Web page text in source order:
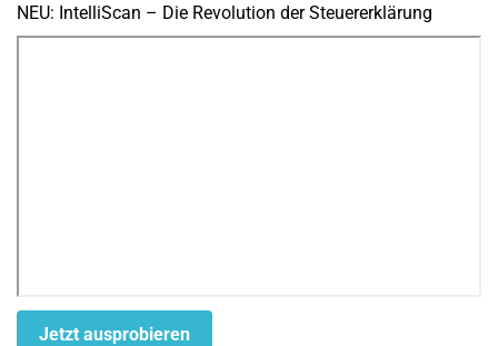
NEU: IntelliScan – Die Revolution der Steuererklärung
Jetzt ausprobieren